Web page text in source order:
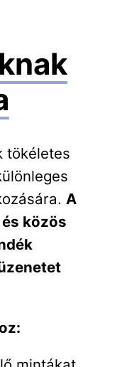
tökéletes
A
közös